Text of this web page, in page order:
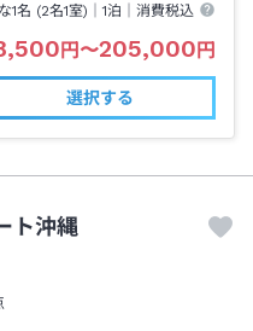
1名 (2名1室)｜1泊 ｜消費税込
円〜205,000円
選択する
ト沖縄